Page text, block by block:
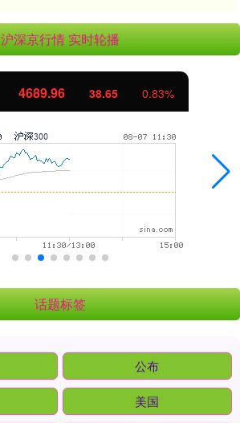
沪深京行情 实时轮播
4689.96 38.65 0.83%
话题标签
公布
美国